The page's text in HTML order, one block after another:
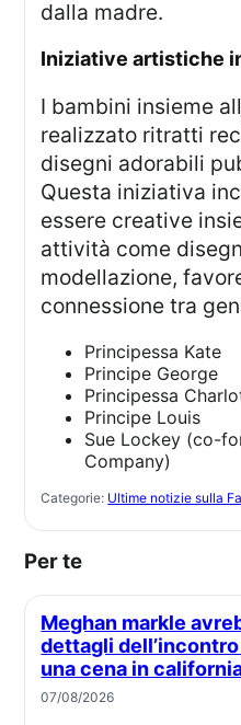
dalla madre.
iniziative artistiche
I bambini insieme alla loro madre hanno
realizzato ritratti
disegni adorabili
Questa iniziativa
essere creative
attività come
modellazione,
connessione tra
Principessa Kate
Principe George
Principessa
Principe Louis
Sue Lockey (co-
Company)
Categorie: Ultime notizie sulla
Per te
Meghan markle avrebbe raccontato
dettagli
una cena in
07/08/2026